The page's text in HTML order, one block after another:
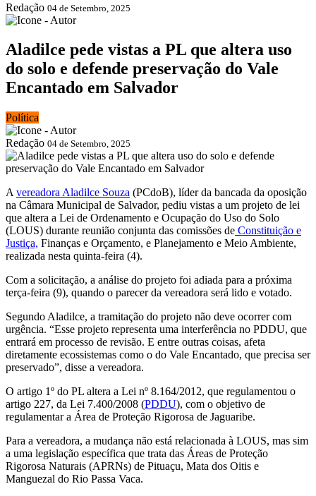
Redação 04 de Setembro, 2025
Aladilce pede vistas a PL que altera uso
do solo e defende preservação do Vale
Encantado em Salvador
Política
Redação 04 de Setembro, 2025
A vereadora Aladilce Souza (PCdoB), líder da bancada da oposição
na Câmara Municipal de Salvador, pediu vistas a um projeto de lei
que altera a Lei de Ordenamento e Ocupação do Uso do Solo
(LOUS) durante reunião conjunta das comissões de Constituição e
Justiça, Finanças e Orçamento, e Planejamento e Meio Ambiente,
realizada nesta quinta-feira (4).
Com a solicitação, a análise do projeto foi adiada para a próxima
terça-feira (9), quando o parecer da vereadora será lido e votado.
Segundo Aladilce, a tramitação do projeto não deve ocorrer com
urgência. “Esse projeto representa uma interferência no PDDU, que
entrará em processo de revisão. E entre outras coisas, afeta
diretamente ecossistemas como o do Vale Encantado, que precisa ser
preservado”, disse a vereadora.
O artigo 1º do PL altera a Lei nº 8.164/2012, que regulamentou o
artigo 227, da Lei 7.400/2008 (PDDU), com o objetivo de
regulamentar a Área de Proteção Rigorosa de Jaguaribe.
Para a vereadora, a mudança não está relacionada à LOUS, mas sim
a uma legislação específica que trata das Áreas de Proteção
Rigorosa Naturais (APRNs) de Pituaçu, Mata dos Oitis e
Manguezal do Rio Passa Vaca.